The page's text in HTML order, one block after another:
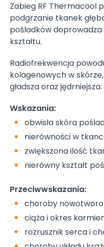
Zabieg RF Thermacool
podgrzanie tkanek
pośladków
kształtu.
Radiofrekwencja
kolagenowych w
gładsza oraz jędrniejsza.
Wskazania:
obwisła skóra
nierówności w
zwiększona ilość
nierówny kształt
Przeciwwskazania:
choroby
ciąża i okres
rozrusznik serca i